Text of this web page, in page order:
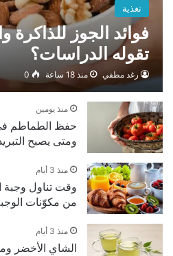
تغذية
فوائد الجوز للذاكرة
تقوله الدراسات؟
رغد مطفي منذ 18 ساعة 0
منذ يومين
حفظ الطماطم في
ومتى يصبح
منذ 3 أيام
وقت تناول وجبة
من مكوّنات
منذ 3 أيام
الشاي الأخضر